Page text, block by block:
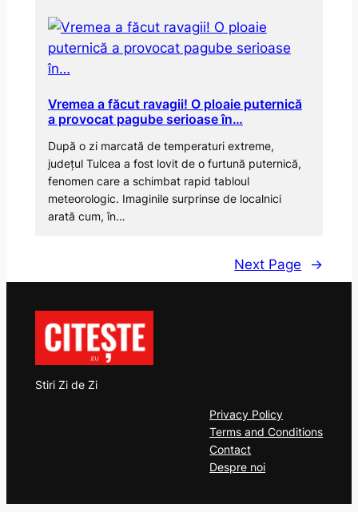
Vremea a făcut ravagii! O ploaie puternică
a provocat pagube serioase în…
După o zi marcată de temperaturi extreme,
județul Tulcea a fost lovit de o furtună puternică,
fenomen care a schimbat rapid tabloul
meteorologic. Imaginile surprinse de localnici
arată cum, în…
Next Page →
Stiri Zi de Zi
Privacy Policy
Terms and Conditions
Contact
Despre noi